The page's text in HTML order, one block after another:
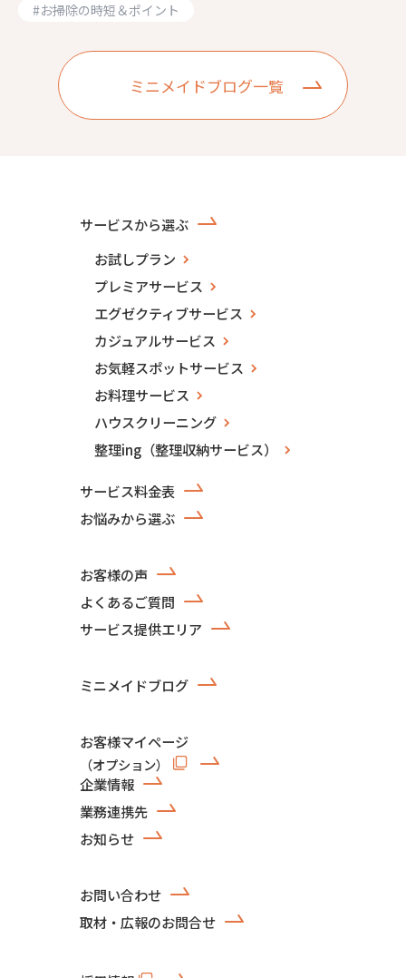
#お掃除の時短＆ポイント
ミニメイドブログ一覧
サービスから選ぶ
お試しプラン
プレミアサービス
エグゼクティブサービス
カジュアルサービス
お気軽スポットサービス
お料理サービス
ハウスクリーニング
整理ing（整理収納サービス）
サービス料金表
お悩みから選ぶ
お客様の声
よくあるご質問
サービス提供エリア
ミニメイドブログ
お客様マイページ
（オプション）
企業情報
業務連携先
お知らせ
お問い合わせ
取材・広報のお問合せ